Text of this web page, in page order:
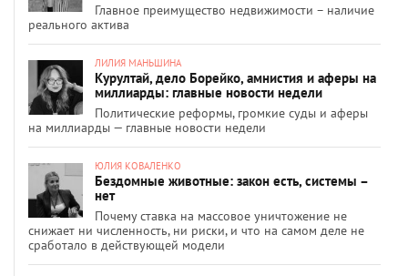
Главное преимущество недвижимости – наличие
реального актива
ЛИЛИЯ МАНЬШИНА
Курултай, дело Борейко, амнистия и аферы на
миллиарды: главные новости недели
Политические реформы, громкие суды и аферы
на миллиарды — главные новости недели
ЮЛИЯ КОВАЛЕНКО
Бездомные животные: закон есть, системы –
нет
Почему ставка на массовое уничтожение не
снижает ни численность, ни риски, и что на самом деле не
сработало в действующей модели